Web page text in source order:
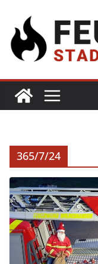
365/7/24